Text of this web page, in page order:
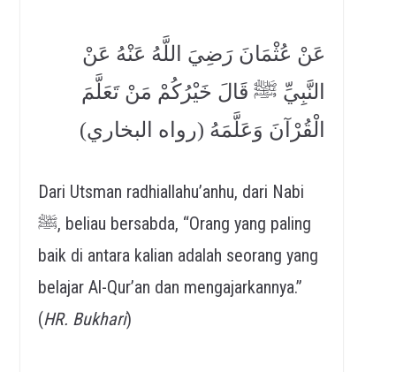
عَنْ عُثْمَانَ رَضِيَ اللَّهُ عَنْهُ عَنْ
النَّبِيِّ ﷺ قَالَ خَيْرُكُمْ مَنْ تَعَلَّمَ
الْقُرْآنَ وَعَلَّمَهُ (رواه البخاري)
Dari Utsman radhiallahu’anhu, dari Nabi
ﷺ, beliau bersabda, “Orang yang paling
baik di antara kalian adalah seorang yang
belajar Al-Qur’an dan mengajarkannya.”
(HR. Bukhari)